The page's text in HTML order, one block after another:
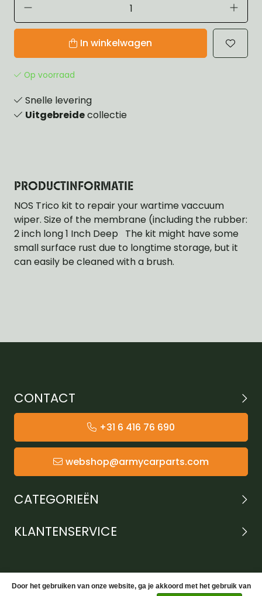
In winkelwagen
Op voorraad
Snelle levering
Uitgebreidecollectie
PRODUCTINFORMATIE
NOS Trico kit to repair your wartime vaccuum
wiper. Size of the membrane (including the rubber:
2 inch long 1 Inch Deep The kit might have some
small surface rust due to longtime storage, but it
can easily be cleaned with a brush.
CONTACT
+31 6 416 76 690
webshop@armycarparts.com
CATEGORIEËN
KLANTENSERVICE
Door het gebruiken van onze website, ga je akkoord met het gebruik van